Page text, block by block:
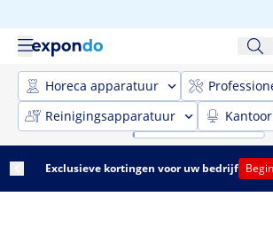
Horeca apparatuur
Reinigingsapparatuur
Exclusieve kortingen voor uw bedrijf